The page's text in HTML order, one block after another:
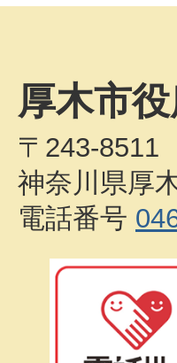
厚木市
〒243-8511
神奈川県厚
電話番号